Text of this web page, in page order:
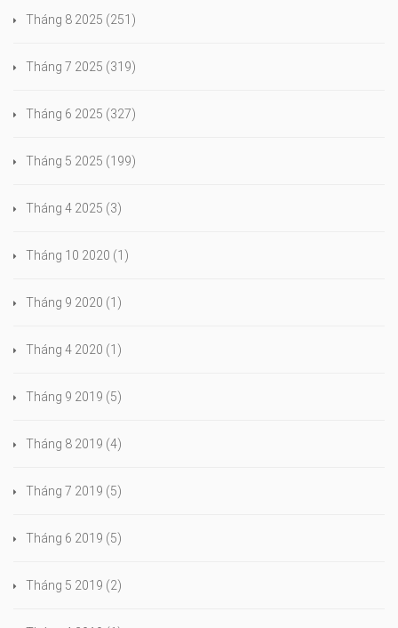
Tháng 8 2025 (251)
Tháng 7 2025 (319)
Tháng 6 2025 (327)
Tháng 5 2025 (199)
Tháng 4 2025 (3)
Tháng 10 2020 (1)
Tháng 9 2020 (1)
Tháng 4 2020 (1)
Tháng 9 2019 (5)
Tháng 8 2019 (4)
Tháng 7 2019 (5)
Tháng 6 2019 (5)
Tháng 5 2019 (2)